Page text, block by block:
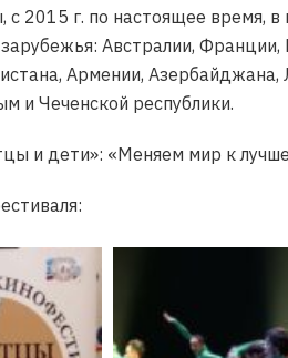
2015 г. по настоящее время, в
Австралии,
Армении,
и Чеченской республики.
и дети»: «Меняем мир к